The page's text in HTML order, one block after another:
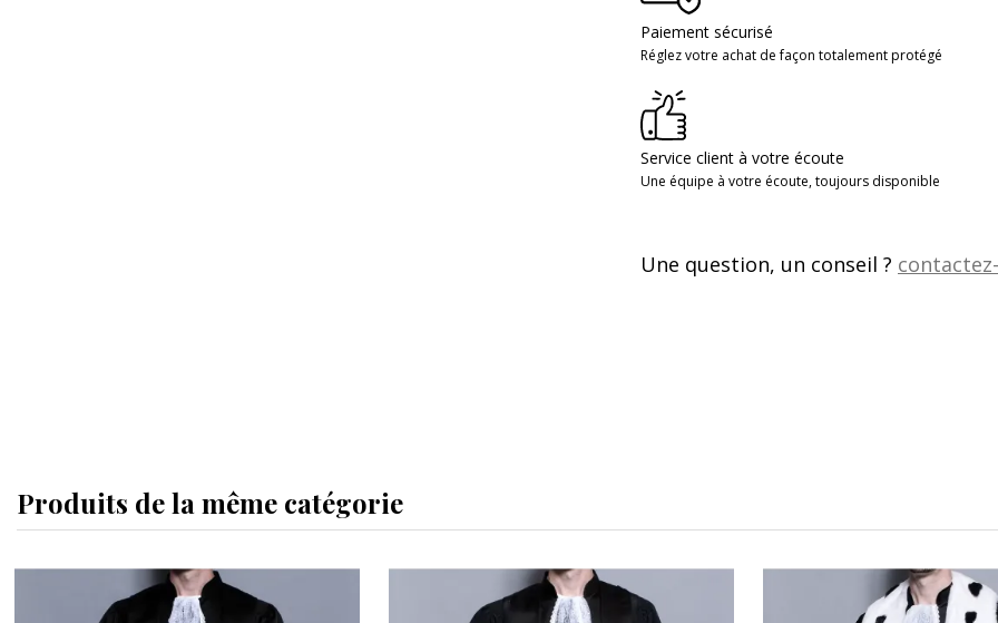
Paiement sécurisé
Réglez votre achat de façon totalement protégé
Service client à votre écoute
Une équipe à votre écoute, toujours disponible
Une question, un conseil ?
Produits de la même catégorie